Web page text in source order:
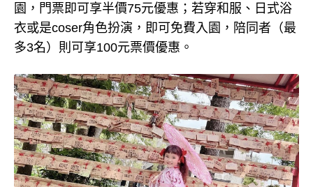
園，門票即可享半價75元優惠；若穿和服、日式浴
衣或是coser角色扮演，即可免費入園，陪同者（最
多3名）則可享100元票價優惠。